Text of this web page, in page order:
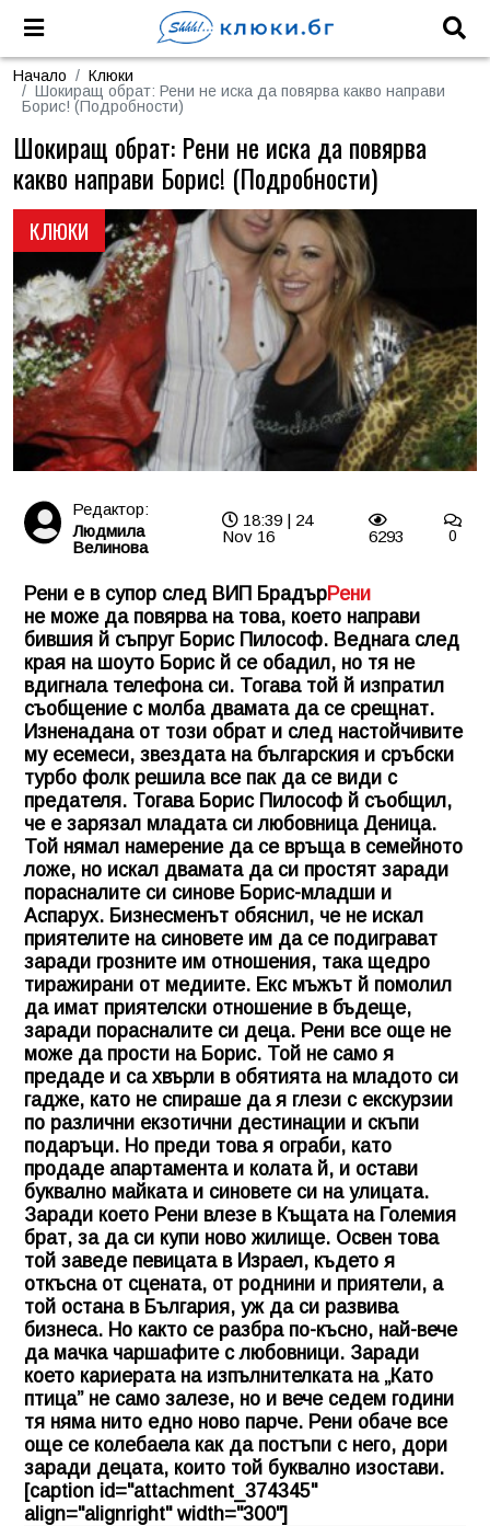
Начало
Клюки
Шокиращ обрат: Рени не иска да повярва какво направи
Борис! (Подробности)
КЛЮКИ
Шокиращ обрат: Рени не иска да повярва
какво направи Борис! (Подробности)
Редактор:
Людмила
Велинова
18:39 | 24
Nov 16
6293 0
Рени е в супор след ВИП БрадърРени
не може да повярва на това, което направи
бившия й съпруг Борис Пилософ. Веднага след
края на шоуто Борис й се обадил, но тя не
вдигнала телефона си. Тогава той й изпратил
съобщение с молба двамата да се срещнат.
Изненадана от този обрат и след настойчивите
му есемеси, звездата на българския и сръбски
турбо фолк решила все пак да се види с
предателя. Тогава Борис Пилософ й съобщил,
че е зарязал младата си любовница Деница.
Той нямал намерение да се връща в семейното
ложе, но искал двамата да си простят заради
порасналите си синове Борис-младши и
Аспарух. Бизнесменът обяснил, че не искал
приятелите на синовете им да се подиграват
заради грозните им отношения, така щедро
тиражирани от медиите. Екс мъжът й помолил
да имат приятелски отношение в бъдеще,
заради порасналите си деца. Рени все още не
може да прости на Борис. Той не само я
предаде и са хвърли в обятията на младото си
гадже, като не спираше да я глези с екскурзии
по различни екзотични дестинации и скъпи
подаръци. Но преди това я ограби, като
продаде апартамента и колата й, и остави
буквално майката и синовете си на улицата.
Заради което Рени влезе в Къщата на Големия
брат, за да си купи ново жилище. Освен това
той заведе певицата в Израел, където я
откъсна от сцената, от роднини и приятели, а
той остана в България, уж да си развива
бизнеса. Но както се разбра по-късно, най-вече
да мачка чаршафите с любовници. Заради
което кариерата на изпълнителката на „Като
птица” не само залезе, но и вече седем години
тя няма нито едно ново парче. Рени обаче все
още се колебаела как да постъпи с него, дори
заради децата, които той буквално изостави.
[caption id="attachment_374345"
align="alignright" width="300"]